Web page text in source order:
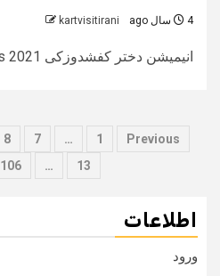
4 سال ago kartvisitirani
انیمیشن دختر کفشدوزکی Miraculous 2021
صفحه‌بندی
Previous
1
…
7
8
13
…
106
اطلاعات
ورود